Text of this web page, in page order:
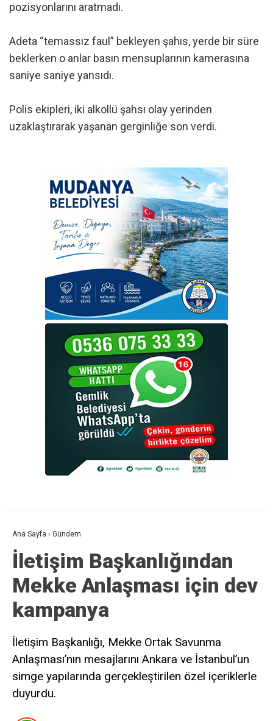
pozisyonlarını aratmadı.
Adeta “temassız faul” bekleyen şahıs, yerde bir süre
beklerken o anlar basın mensuplarının kamerasına
saniye saniye yansıdı.
Polis ekipleri, iki alkollü şahsı olay yerinden
uzaklaştırarak yaşanan gerginliğe son verdi.
Ana Sayfa › Gündem
İletişim Başkanlığından
Mekke Anlaşması için dev
kampanya
İletişim Başkanlığı, Mekke Ortak Savunma
Anlaşması’nın mesajlarını Ankara ve İstanbul’un
simge yapılarında gerçekleştirilen özel içeriklerle
duyurdu.